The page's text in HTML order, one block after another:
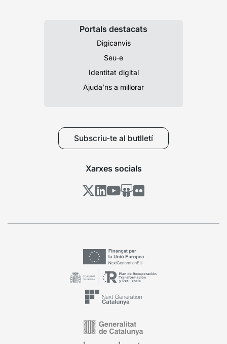
Portals destacats
Digicanvis
Seu-e
Identitat digital
Ajuda’ns a millorar
Subscriu-te al butlletí
Xarxes socials